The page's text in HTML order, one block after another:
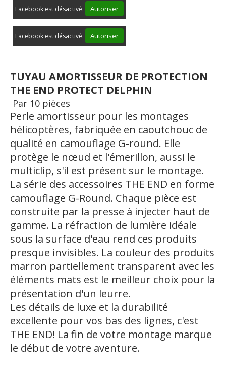
Facebook est désactivé. Autoriser
Facebook est désactivé. Autoriser
TUYAU AMORTISSEUR DE PROTECTION
THE END PROTECT DELPHIN
Par 10 pièces
Perle amortisseur pour les montages
hélicoptѐres, fabriquée en caoutchouc de
qualité en camouflage G-round. Elle
protège le nœud et l'émerillon, aussi le
multiclip, s'il est présent sur le montage.
La série des accessoires THE END en forme
camouflage G-Round. Chaque pièce est
construite par la presse à injecter haut de
gamme. La réfraction de lumiѐre idéale
sous la surface d'eau rend ces produits
presque invisibles. La couleur des produits
marron partiellement transparent avec les
éléments mats est le meilleur choix pour la
présentation d'un leurre.
Les détails de luxe et la durabilité
excellente pour vos bas des lignes, c'est
THE END! La fin de votre montage marque
le début de votre aventure.